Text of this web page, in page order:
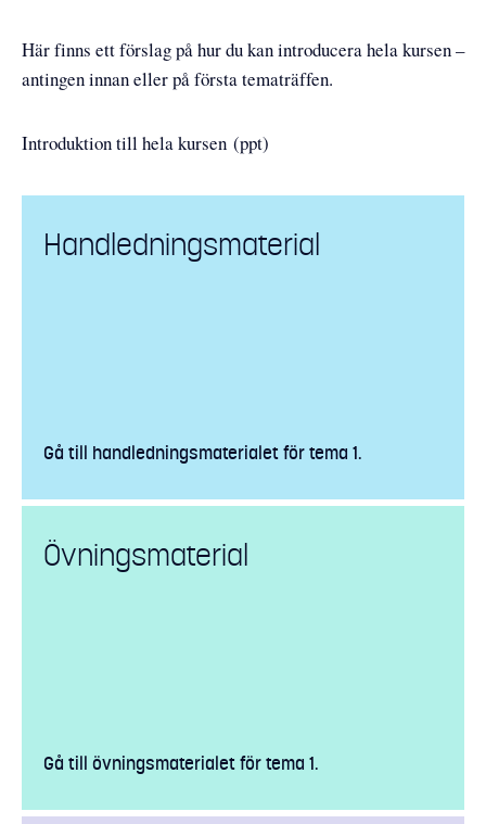
Här finns ett förslag på hur du kan introducera hela kursen –
antingen innan eller på första tematräffen.
Introduktion till hela kursen (ppt)
Handledningsmaterial
Gå till handledningsmaterialet för tema 1.
Övningsmaterial
Gå till övningsmaterialet för tema 1.